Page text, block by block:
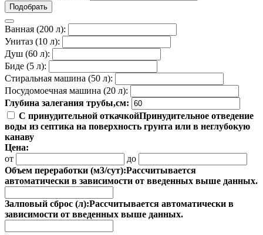
Подобрать
Ванная (200 л):
Унитаз (10 л):
Душ (60 л):
Биде (5 л):
Стиральная машина (50 л):
Посудомоечная машина (20 л):
Глубина залегания трубы,см:
С принудительной откачкойПринудительное отведение
воды из септика на поверхность грунта или в неглубокую
канаву
Цена:
от
до
Объем переработки (м3/сут):Рассчитывается
автоматически в зависимости от введенных выше данных.
Залповый сброс (л):Рассчитывается автоматически в
зависимости от введенных выше данных.